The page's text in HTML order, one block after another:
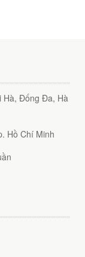
Hà, Đống Đa, Hà
Hồ Chí Minh